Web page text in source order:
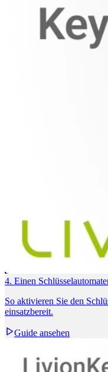
4. Einen
So aktivieren Sie den
einsatzbereit.
Guide ansehen